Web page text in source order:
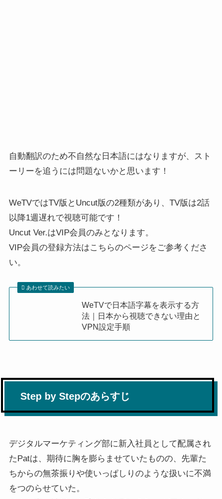
自動翻訳のため不自然な日本語にはなりますが、スト
ーリーを追うには問題ないかと思います！
WeTVではTV版とUncut版の2種類があり、TV版は2話
以降1週遅れで視聴可能です！
Uncut Ver.はVIP会員のみとなります。
VIP会員の登録方法はこちらのページをご参考くださ
い。
あわせて読みたい
WeTVで日本語字幕を表示する方
法｜日本から視聴できない理由と
VPN設定手順
Step by Stepのあらすじ
デジタルマーケティング部に新入社員として配属され
たPatは、期待に胸を膨らませていたものの、先輩た
ちからの無茶振りや使いっぱしりのような扱いに不満
をつのらせていた。